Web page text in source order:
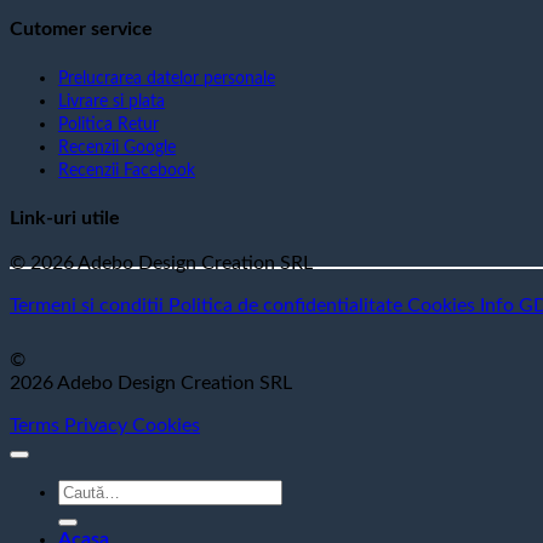
Cutomer service
Prelucrarea datelor personale
Livrare si plata
Politica Retur
Recenzii Google
Recenzii Facebook
Link-uri utile
© 2026 Adebo Design Creation SRL
Termeni si conditii Politica de confidentialitate Cookies Info
©
2026 Adebo Design Creation SRL
Terms Privacy Cookies
Caută
după:
Acasa